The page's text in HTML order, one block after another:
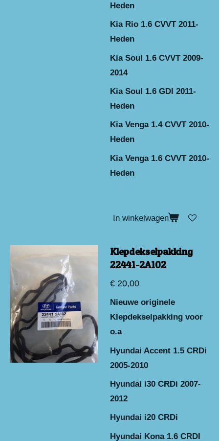
Heden
Kia Rio 1.6 CVVT 2011-
Heden
Kia Soul 1.6 CVVT 2009-
2014
Kia Soul 1.6 GDI 2011-
Heden
Kia Venga 1.4 CVVT 2010-
Heden
Kia Venga 1.6 CVVT 2010-
Heden
In winkelwagen
Klepdekselpakking
22441-2A102
€ 20,00
Nieuwe originele
Klepdekselpakking voor
o.a
Hyundai Accent 1.5 CRDi
2005-2010
Hyundai i30 CRDi 2007-
2012
Hyundai i20 CRDi
Hyundai Kona 1.6 CRDI